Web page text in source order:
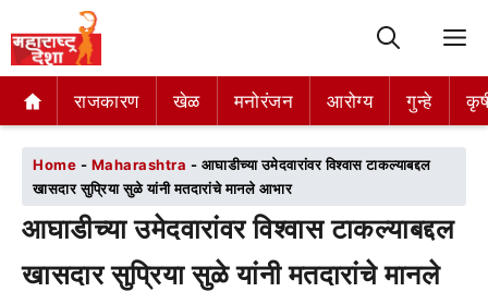
राजकारण खेळ मनोरंजन आरोग्य गुन्हे
राजकारण खेळ मनोरंजन आरोग्य गुन्हे
Home - Maharashtra - आघाडीच्या उमेदवारांवर विश्वास टाकल्याबद्दल
खासदार सुप्रिया सुळे यांनी मतदारांचे मानले आभार
आघाडीच्या उमेदवारांवर विश्वास टाकल्याबद्दल
खासदार सुप्रिया सुळे यांनी मतदारांचे मानले